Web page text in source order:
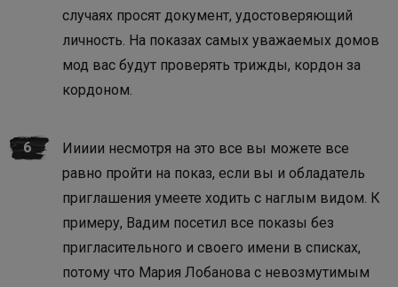
случаях просят документ, удостоверяющий
личность. На показах самых уважаемых домов
мод вас будут проверять трижды, кордон за
кордоном.
Иииии несмотря на это все вы можете все
равно пройти на показ, если вы и обладатель
приглашения умеете ходить с наглым видом. К
примеру, Вадим посетил все показы без
пригласительного и своего имени в списках,
потому что Мария Лобанова с невозмутимым